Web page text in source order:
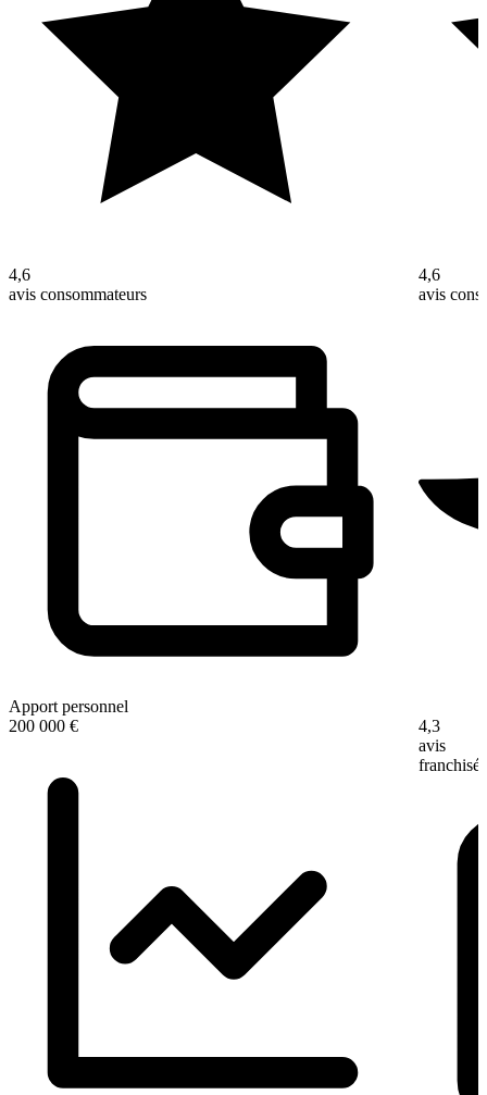
4,6
avis consommateurs
Apport personnel
200 000 €
4,6
avis
4,3
avis
franchisé